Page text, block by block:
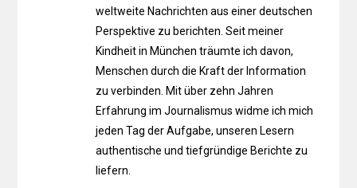
weltweite Nachrichten aus einer deutschen
Perspektive zu berichten. Seit meiner
Kindheit in München träumte ich davon,
Menschen durch die Kraft der Information
zu verbinden. Mit über zehn Jahren
Erfahrung im Journalismus widme ich mich
jeden Tag der Aufgabe, unseren Lesern
authentische und tiefgründige Berichte zu
liefern.